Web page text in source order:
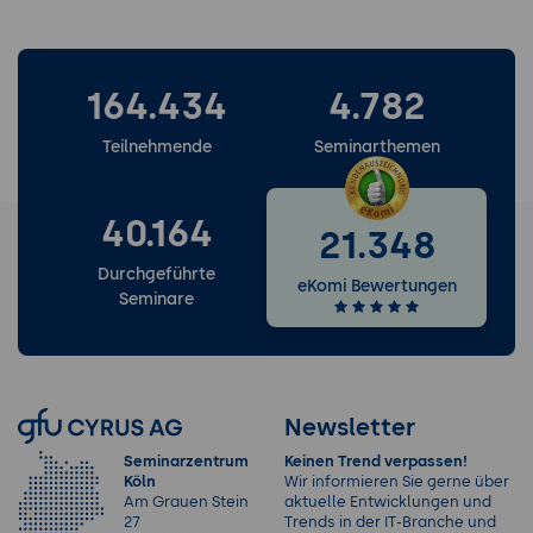
Aufgaben ausprobieren, einen
8. Administration: Benutzer, Rechte und
Sicherheit
Organisation einrichten:
Standardeinstellungen. Benutzer einladen
(E-Mail-Einladung), Rollen zuweisen
(Administrator, Mitglied, Gast).
Rechtemanagement:Wer darf was?
Raumebene: Erstellen, Bearbeiten,
Organisationsebene: Räume erstellen,
konfigurieren. Granulare Steuerung: Gäste
sehen nur ihren Raum, Praktikanten
164.434
Teilnehmende
4.782
Seminarthemen
40.164
Durchgeführte
Seminare
21.348
eKomi Bewertungen
Seminarzentrum
Köln
Am Grauen Stein
27
Newsletter
Keinen Trend verpassen!
Wir informieren Sie gerne über
aktuelle Entwicklungen und
Trends in der IT-Branche und